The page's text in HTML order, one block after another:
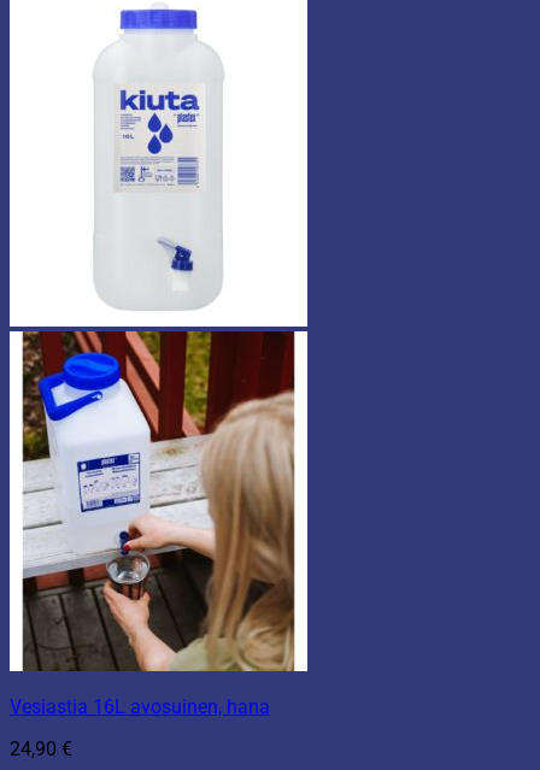
Vesiastia 16L avosuinen, hana
24,90 €